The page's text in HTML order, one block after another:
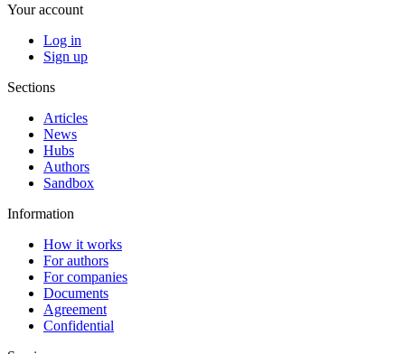
Your account
Log in
Sign up
Sections
Articles
News
Hubs
Authors
Sandbox
Information
How it works
For authors
For companies
Documents
Agreement
Confidential